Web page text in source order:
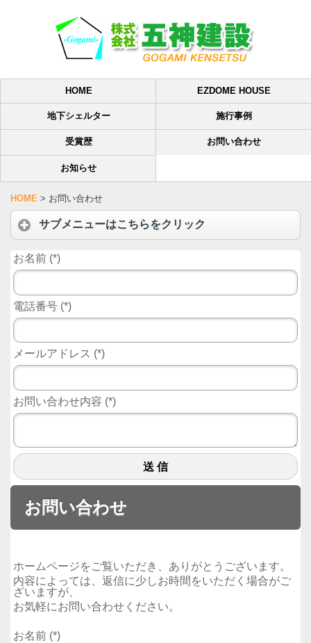
HOME EZDOME HOUSE
地下シェルター 施行事例
受賞歴 お問い合わせ
お知らせ
HOME > お問い合わせ
サブメニューはこちらをクリック
お名前 (*)
電話番号 (*)
メールアドレス (*)
お問い合わせ内容 (*)
送 信
お問い合わせ
ホームページをご覧いただき、ありがとうございます。
内容によっては、返信に少しお時間をいただく場合がご
ざいますが、
お気軽にお問い合わせください。
お名前 (*)